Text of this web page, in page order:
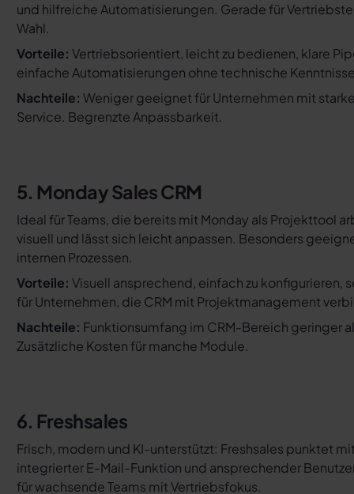
und hilfreiche Automatisierungen. Gerade für
Wahl.
Vorteile: Vertriebsorientiert, leicht zu bedienen, klare
einfache Automatisierungen ohne technische
Nachteile: Weniger geeignet für Unternehmen mit
Service. Begrenzte Anpassbarkeit.
5. Monday Sales CRM
Ideal für Teams, die bereits mit Monday als Projekttool
visuell und lässt sich leicht anpassen. Besonders
internen Prozessen.
Vorteile: Visuell ansprechend, einfach zu konfigurieren,
für Unternehmen, die CRM mit Projektmanagement
Nachteile: Funktionsumfang im CRM-Bereich geringer
Zusätzliche Kosten für manche Module.
6. Freshsales
Frisch, modern und KI-unterstützt: Freshsales punktet
integrierter E-Mail-Funktion und ansprechender
für wachsende Teams mit Vertriebsfokus.